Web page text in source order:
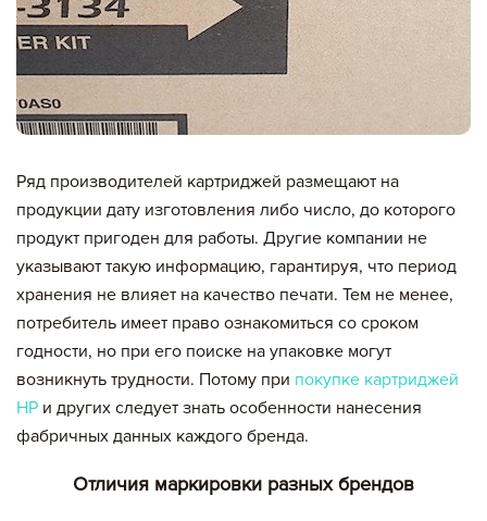
Ряд производителей картриджей размещают на
продукции дату изготовления либо число, до которого
продукт пригоден для работы. Другие компании не
указывают такую информацию, гарантируя, что период
хранения не влияет на качество печати. Тем не менее,
потребитель имеет право ознакомиться со сроком
годности, но при его поиске на упаковке могут
возникнуть трудности. Потому при покупке картриджей
HP и других следует знать особенности нанесения
фабричных данных каждого бренда.
Отличия маркировки разных брендов